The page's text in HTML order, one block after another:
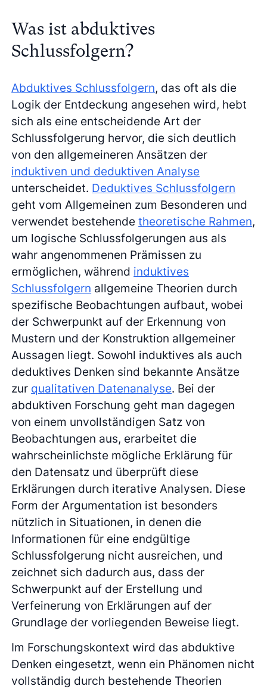
Was ist abduktives
Schlussfolgern?
Abduktives Schlussfolgern, das oft als die
Logik der Entdeckung angesehen wird, hebt
sich als eine entscheidende Art der
Schlussfolgerung hervor, die sich deutlich
von den allgemeineren Ansätzen der
induktiven und deduktiven Analyse
unterscheidet. Deduktives Schlussfolgern
geht vom Allgemeinen zum Besonderen und
verwendet bestehendetheoretische Rahmen,
um logische Schlussfolgerungen aus als
wahr angenommenen Prämissen zu
ermöglichen, während induktives
Schlussfolgern allgemeine Theorien durch
spezifische Beobachtungen aufbaut, wobei
der Schwerpunkt auf der Erkennung von
Mustern und der Konstruktion allgemeiner
Aussagen liegt. Sowohl induktives als auch
deduktives Denken sind bekannte Ansätze
zur qualitativen Datenanalyse. Bei der
abduktiven Forschung geht man dagegen
von einem unvollständigen Satz von
Beobachtungen aus, erarbeitet die
wahrscheinlichste mögliche Erklärung für
den Datensatz und überprüft diese
Erklärungen durch iterative Analysen. Diese
Form der Argumentation ist besonders
nützlich in Situationen, in denen die
Informationen für eine endgültige
Schlussfolgerung nicht ausreichen, und
zeichnet sich dadurch aus, dass der
Schwerpunkt auf der Erstellung und
Verfeinerung von Erklärungen auf der
Grundlage der vorliegenden Beweise liegt.
Im Forschungskontext wird das abduktive
Denken eingesetzt, wenn ein Phänomen nicht
vollständig durch bestehende Theorien